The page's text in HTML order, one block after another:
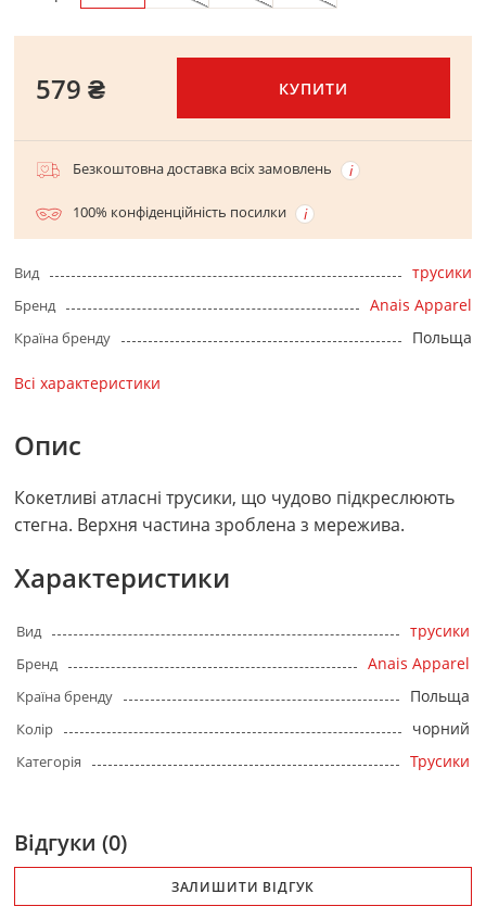
КУПИТИ
579 ₴
Безкоштовна доставка всіх замовлень
100% конфіденційність посилки
Вид трусики
Бренд Anais Apparel
Країна бренду Польща
Всі характеристики
Опис
Кокетливі атласні трусики, що чудово підкреслюють
стегна. Верхня частина зроблена з мережива.
Характеристики
Вид трусики
Бренд Anais Apparel
Країна бренду Польща
Колір чорний
Категорія Трусики
Відгуки (0)
ЗАЛИШИТИ ВІДГУК